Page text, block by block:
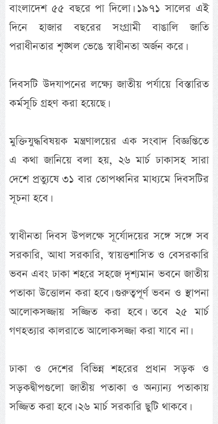
বাংলাদেশ ৫৫ বছরে পা দিলো। ১৯৭১ সালের এই
দিনে হাজার বছরের সংগ্রামী বাঙালি জাতি
পরাধীনতার শৃঙ্খল ভেঙে স্বাধীনতা অর্জন করে।
দিবসটি উদযাপনের লক্ষ্যে জাতীয় পর্যায়ে বিস্তারিত
কর্মসূচি গ্রহণ করা হয়েছে।
মুক্তিযুদ্ধবিষয়ক মন্ত্রণালয়ের এক সংবাদ বিজ্ঞপ্তিতে
এ কথা জানিয়ে বলা হয়, ২৬ মার্চ ঢাকাসহ সারা
দেশে প্রত্যুষে ৩১ বার তোপধ্বনির মাধ্যমে দিবসটির
সূচনা হবে।
স্বাধীনতা দিবস উপলক্ষে সূর্যোদয়ের সঙ্গে সঙ্গে সব
সরকারি, আধা সরকারি, স্বায়ত্তশাসিত ও বেসরকারি
ভবন এবং ঢাকা শহরে সহজে দৃশ্যমান ভবনে জাতীয়
পতাকা উত্তোলন করা হবে। গুরুত্বপূর্ণ ভবন ও স্থাপনা
আলোকসজ্জায় সজ্জিত করা হবে। তবে ২৫ মার্চ
গণহত্যার কালরাতে আলোকসজ্জা করা যাবে না।
ঢাকা ও দেশের বিভিন্ন শহরের প্রধান সড়ক ও
সড়কদ্বীপগুলো জাতীয় পতাকা ও অন্যান্য পতাকায়
সজ্জিত করা হবে। ২৬ মার্চ সরকারি ছুটি থাকবে।